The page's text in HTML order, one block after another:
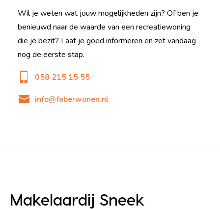
Wil je weten wat jouw mogelijkheden zijn? Of ben je
benieuwd naar de waarde van een recreatiewoning
die je bezit? Laat je goed informeren en zet vandaag
nog de eerste stap.
058 215 15 55
info@faberwonen.nl
Makelaardij Sneek